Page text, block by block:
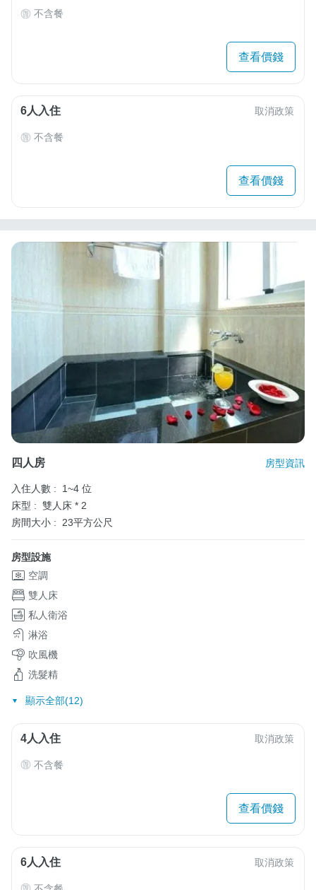
不含餐
查看價錢
6人入住 取消政策
不含餐
查看價錢
四人房 房型資訊
入住人數 :
1~4 位
床型 : 雙人床 * 2
房間大小 : 23平方公尺
房型設施
空調
雙人床
私人衛浴
淋浴
吹風機
洗髮精
顯示全部(12)
4人入住 取消政策
不含餐
查看價錢
6人入住 取消政策